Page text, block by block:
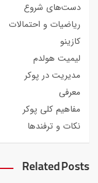
دست‌های شروع
ریاضیات و احتمالات
کازینو
لیمیت هولدم
مدیریت در پوکر
معرفی
مفاهیم کلی پوکر
نکات و ترفندها
Related Posts